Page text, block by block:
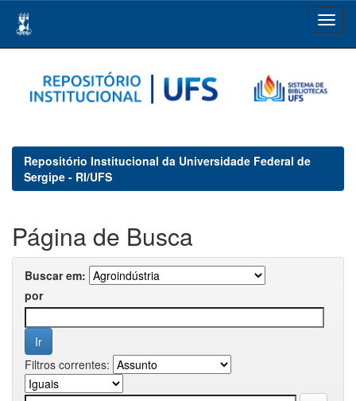
navigation
Repositório Institucional da Universidade Federal de
Sergipe - RI/UFS
Página de Busca
Buscar em:
por
Filtros correntes: